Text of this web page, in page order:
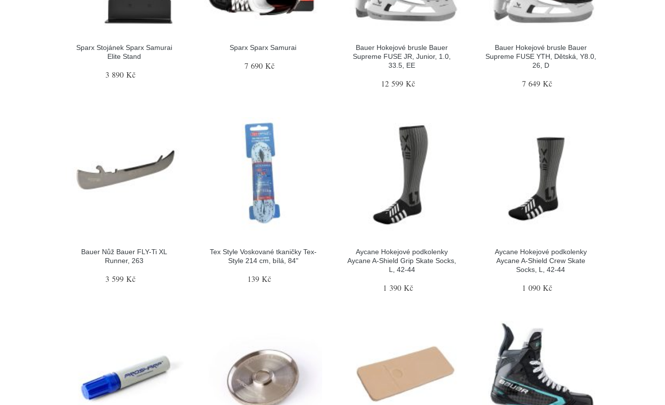
Sparx Stojánek Sparx Samurai
Elite Stand
3 890 Kč
Sparx Sparx Samurai
7 690 Kč
Bauer Hokejové brusle Bauer
Supreme FUSE JR, Junior, 1.0,
33.5, EE
12 599 Kč
Bauer Hokejové brusle Bauer
Supreme FUSE YTH, Dětská, Y8.0,
26, D
7 649 Kč
Bauer Nůž Bauer FLY-Ti XL
Runner, 263
3 599 Kč
Tex Style Voskované tkaničky Tex-
Style 214 cm, bílá, 84"
139 Kč
Aycane Hokejové podkolenky
Aycane A-Shield Grip Skate Socks,
L, 42-44
1 390 Kč
Aycane Hokejové podkolenky
Aycane A-Shield Crew Skate
Socks, L, 42-44
1 090 Kč